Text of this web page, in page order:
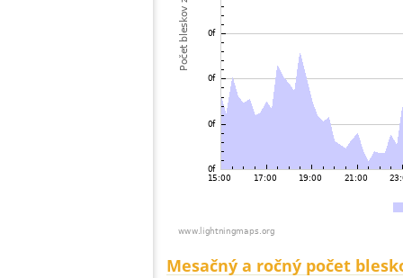
Mesačný a ročný počet